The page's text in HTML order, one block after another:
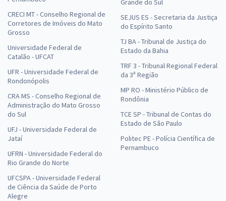
CRECI MT - Conselho Regional de
Corretores de Imóveis do Mato
Grosso
Universidade Federal de
Catalão - UFCAT
UFR - Universidade Federal de
Rondonópolis
CRA MS - Conselho Regional de
Administração do Mato Grosso
do Sul
UFJ - Universidade Federal de
Jataí
UFRN - Universidade Federal do
Rio Grande do Norte
UFCSPA - Universidade Federal
de Ciência da Saúde de Porto
Alegre
Grande do Sul
SEJUS ES - Secretaria da Justiça
do Espírito Santo
TJ BA - Tribunal de Justiça do
Estado da Bahia
TRF 3 - Tribunal Regional Federal
da 3ª Região
MP RO - Ministério Público de
Rondônia
TCE SP - Tribunal de Contas do
Estado de São Paulo
Politec PE - Polícia Científica de
Pernambuco